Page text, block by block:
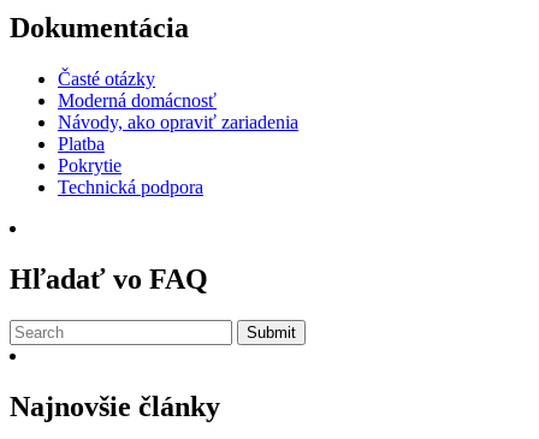
Dokumentácia
Časté otázky
Moderná domácnosť
Návody, ako opraviť zariadenia
Platba
Pokrytie
Technická podpora
Hľadať vo FAQ
Submit
Najnovšie články